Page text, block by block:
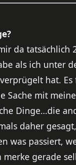
da tatsächlich
als ich unter
hat.
mit
Dinge…die
daher
was passiert,
gerade